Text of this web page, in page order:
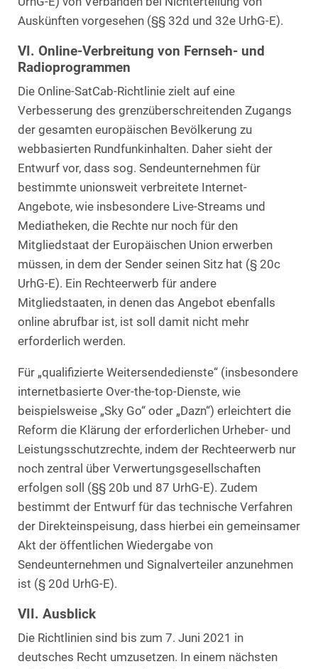
Auskünften vorgesehen (§§ 32d und 32e UrhG-E).
VI. Online-Verbreitung von Fernseh- und
Radioprogrammen
Die Online-SatCab-Richtlinie zielt auf eine
Verbesserung des grenzüberschreitenden Zugangs
der gesamten europäischen Bevölkerung zu
webbasierten Rundfunkinhalten. Daher sieht der
Entwurf vor, dass sog. Sendeunternehmen für
bestimmte unionsweit verbreitete Internet-
Angebote, wie insbesondere Live-Streams und
Mediatheken, die Rechte nur noch für den
Mitgliedstaat der Europäischen Union erwerben
müssen, in dem der Sender seinen Sitz hat (§ 20c
UrhG-E). Ein Rechteerwerb für andere
Mitgliedstaaten, in denen das Angebot ebenfalls
online abrufbar ist, ist soll damit nicht mehr
erforderlich werden.
Für „qualifizierte Weitersendedienste“ (insbesondere
internetbasierte Over-the-top-Dienste, wie
beispielsweise „Sky Go“ oder „Dazn“) erleichtert die
Reform die Klärung der erforderlichen Urheber- und
Leistungsschutzrechte, indem der Rechteerwerb nur
noch zentral über Verwertungsgesellschaften
erfolgen soll (§§ 20b und 87 UrhG-E). Zudem
bestimmt der Entwurf für das technische Verfahren
der Direkteinspeisung, dass hierbei ein gemeinsamer
Akt der öffentlichen Wiedergabe von
Sendeunternehmen und Signalverteiler anzunehmen
ist (§ 20d UrhG-E).
VII. Ausblick
Die Richtlinien sind bis zum 7. Juni 2021 in
deutsches Recht umzusetzen. In einem nächsten